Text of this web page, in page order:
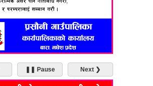
❚❚ Pause Next ❯